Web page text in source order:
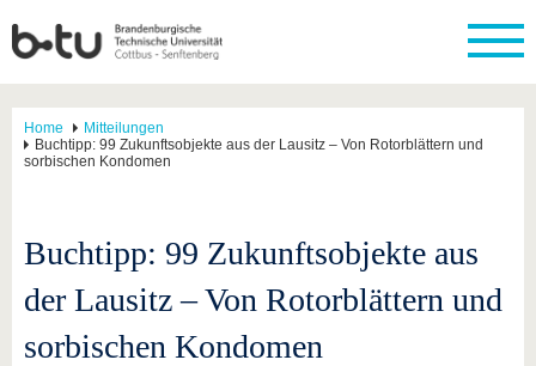
Home
Mitteilungen
Buchtipp: 99 Zukunftsobjekte aus der Lausitz – Von Rotorblättern und
sorbischen Kondomen
Buchtipp: 99 Zukunftsobjekte aus
der Lausitz – Von Rotorblättern und
sorbischen Kondomen